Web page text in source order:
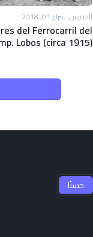
الخميس, فبراير 01, 2018
del Ferrocarril del
Lobos (circa 1915)